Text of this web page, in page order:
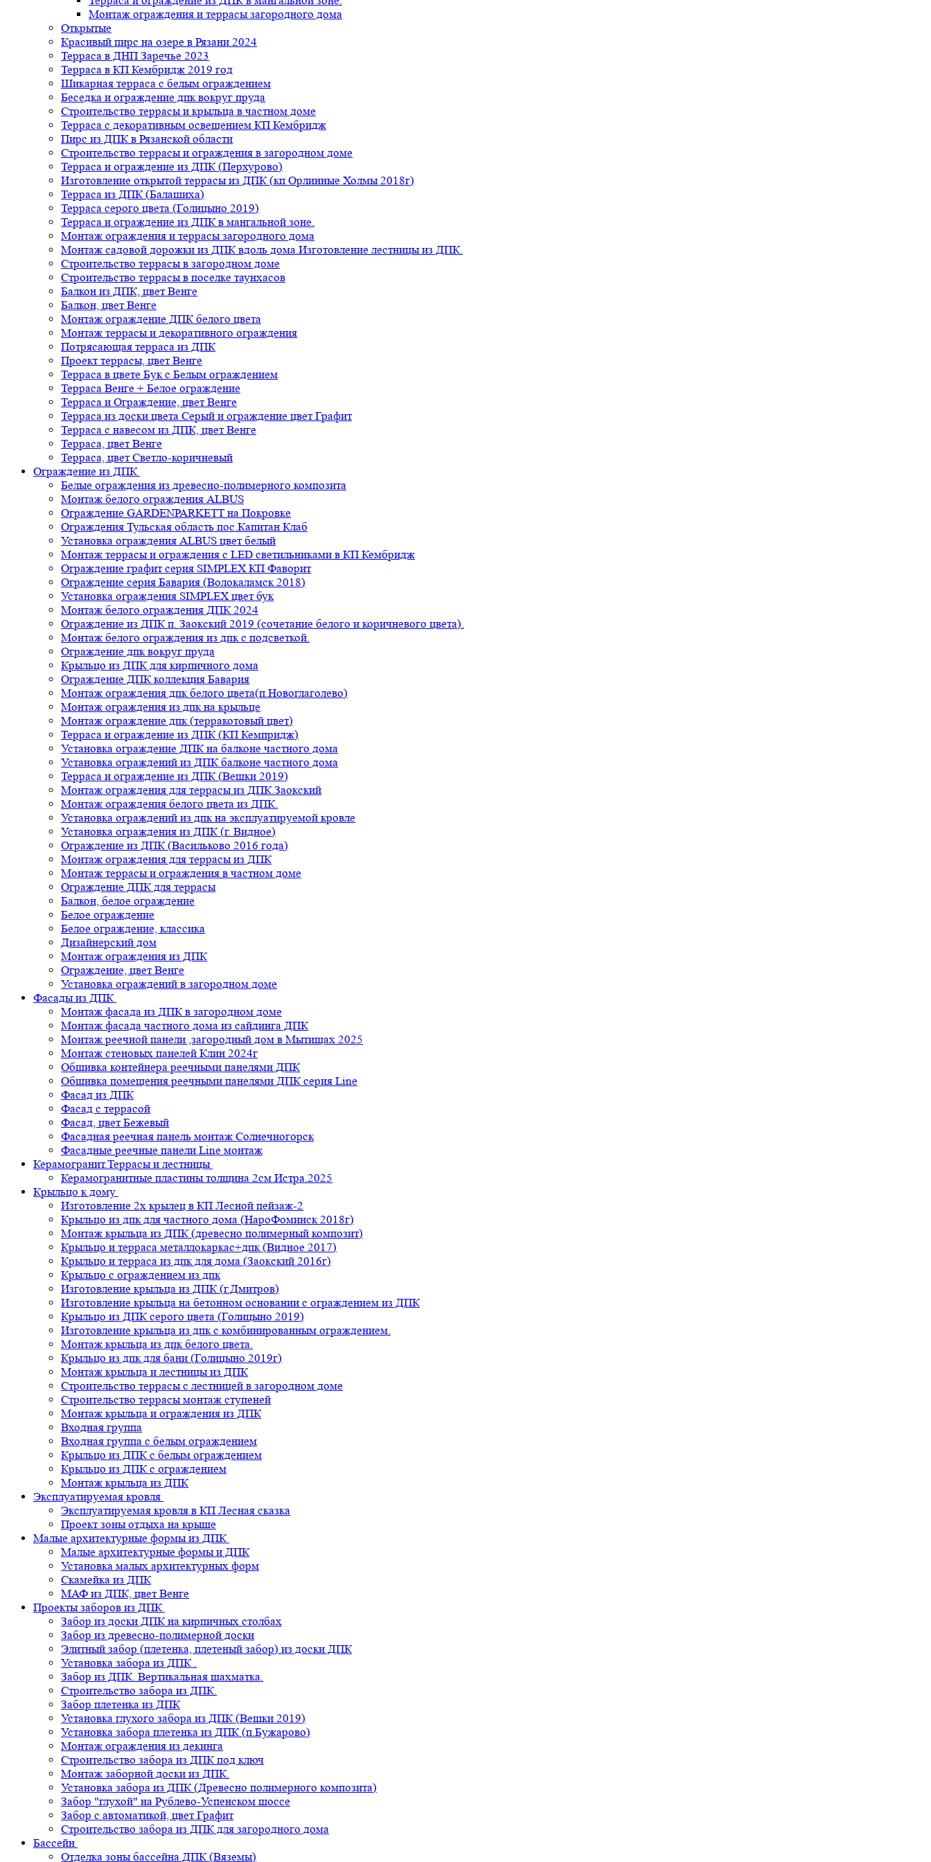
Монтаж ограждения и террасы загородного дома
Открытые
Красивый пирс на озере в Рязани 2024
Терраса в ДНП Заречье 2023
Терраса в КП Кембридж 2019 год
Шикарная терраса с белым ограждением
Беседка и ограждение дпк вокруг пруда
Строительство террасы и крыльца в частном доме
Терраса с декоративным освещением КП Кембридж
Пирс из ДПК в Рязанской области
Строительство террасы и ограждения в загородном доме
Терраса и ограждение из ДПК (Перхурово)
Изготовление открытой террасы из ДПК (кп Орлинные Холмы 2018г)
Терраса из ДПК (Балашиха)
Терраса серого цвета (Голицыно 2019)
Терраса и ограждение из ДПК в мангальной зоне.
Монтаж ограждения и террасы загородного дома
Монтаж садовой дорожки из ДПК вдоль дома.Изготовление лестницы из ДПК.
Строительство террасы в загородном доме
Строительство террасы в поселке таунхасов
Балкон из ДПК, цвет Венге
Балкон, цвет Венге
Монтаж ограждение ДПК белого цвета
Монтаж террасы и декоративного ограждения
Потрясающая терраса из ДПК
Проект террасы, цвет Венге
Терраса в цвете Бук с Белым ограждением
Терраса Венге + Белое ограждение
Терраса и Ограждение, цвет Венге
Терраса из доски цвета Серый и ограждение цвет Графит
Терраса с навесом из ДПК, цвет Венге
Терраса, цвет Венге
Терраса, цвет Светло-коричневый
Ограждение из ДПК
Белые ограждения из древесно-полимерного композита
Монтаж белого ограждения ALBUS
Ограждение GARDENPARKETT на Покровке
Ограждения Тульская область пос.Капитан Клаб
Установка ограждения ALBUS цвет белый
Монтаж террасы и ограждения с LED светильниками в КП Кембридж
Ограждение графит серия SIMPLEX КП Фаворит
Ограждение серия Бавария (Волокаламск 2018)
Установка ограждения SIMPLEX цвет бук
Монтаж белого ограждения ДПК 2024
Ограждение из ДПК п. Заокский 2019 (сочетание белого и коричневого цвета).
Монтаж белого ограждения из дпк с подсветкой.
Ограждение дпк вокруг пруда
Крыльцо из ДПК для кирпичного дома
Ограждение ДПК коллекция Бавария
Монтаж ограждения дпк белого цвета(п.Новоглаголево)
Монтаж ограждения из дпк на крыльце
Монтаж ограждение дпк (терракотовый цвет)
Терраса и ограждение из ДПК (КП Кемпридж)
Установка ограждение ДПК на балконе частного дома
Установка ограждений из ДПК балконе частного дома
Терраса и ограждение из ДПК (Вешки 2019)
Монтаж ограждения для террасы из ДПК.Заокский
Монтаж ограждения белого цвета из ДПК.
Установка ограждений из дпк на эксплуатируемой кровле
Установка ограждения из ДПК (г. Видное)
Ограждение из ДПК (Васильково 2016 года)
Монтаж ограждения для террасы из ДПК
Монтаж террасы и ограждения в частном доме
Ограждение ДПК для террасы
Балкон, белое ограждение
Белое ограждение
Белое ограждение, классика
Дизайнерский дом
Монтаж ограждения из ДПК
Ограждение, цвет Венге
Установка ограждений в загородном доме
Фасады из ДПК
Монтаж фасада из ДПК в загородном доме
Монтаж фасада частного дома из сайдинга ДПК
Монтаж реечной панели ,загородный дом в Мытищах 2025
Монтаж стеновых панелей Клин 2024г
Обшивка контейнера реечными панелями ДПК
Обшивка помещения реечными панелями ДПК серия Line
Фасад из ДПК
Фасад с террасой
Фасад, цвет Бежевый
Фасадная реечная панель монтаж Солнечногорск
Фасадные реечные панели Line монтаж
Керамогранит.Террасы и лестницы
Керамогранитные пластины толщина 2см Истра.2025
Крыльцо к дому
Изготовление 2х крылец в КП Лесной пейзаж-2
Крыльцо из дпк для частного дома (НароФоминск 2018г)
Монтаж крыльца из ДПК (древесно полимерный композит)
Крыльцо и терраса металлокаркас+дпк (Видное 2017)
Крыльцо и терраса из дпк для дома (Заокский 2016г)
Крыльцо с ограждением из дпк
Изготовление крыльца из ДПК (г.Дмитров)
Изготовление крыльца на бетонном основании с ограждением из ДПК
Крыльцо из ДПК серого цвета (Голицыно 2019)
Изготовление крыльца из дпк с комбинированным ограждением.
Монтаж крыльца из дпк белого цвета.
Крыльцо из дпк для бани (Голицыно 2019г)
Монтаж крыльца и лестницы из ДПК
Строительство террасы с лестницей в загородном доме
Строительство террасы монтаж ступеней
Монтаж крыльца и ограждения из ДПК
Входная группа
Входная группа с белым ограждением
Крыльцо из ДПК с белым ограждением
Крыльцо из ДПК с ограждением
Монтаж крыльца из ДПК
Эксплуатируемая кровля
Эксплуатируемая кровля в КП Лесная сказка
Проект зоны отдыха на крыше
Малые архитектурные формы из ДПК
Малые архитектурные формы и ДПК
Установка малых архитектурных форм
Скамейка из ДПК
МАФ из ДПК, цвет Венге
Проекты заборов из ДПК
Забор из доски ДПК на кирпичных столбах
Забор из древесно-полимерной доски
Элитный забор (плетенка, плетеный забор) из доски ДПК
Установка забора из ДПК .
Забор из ДПК. Вертикальная шахматка.
Строительство забора из ДПК.
Забор плетенка из ДПК
Установка глухого забора из ДПК (Вешки 2019)
Установка забора плетенка из ДПК (п.Бужарово)
Монтаж ограждения из декинга
Строительство забора из ДПК под ключ
Монтаж заборной доски из ДПК.
Установка забора из ДПК (Древесно полимерного композита)
Забор "глухой" на Рублево-Успенском шоссе
Забор с автоматикой, цвет Графит
Строительство забора из ДПК для загородного дома
Бассейн
Отделка зоны бассейна ДПК (Вяземы)